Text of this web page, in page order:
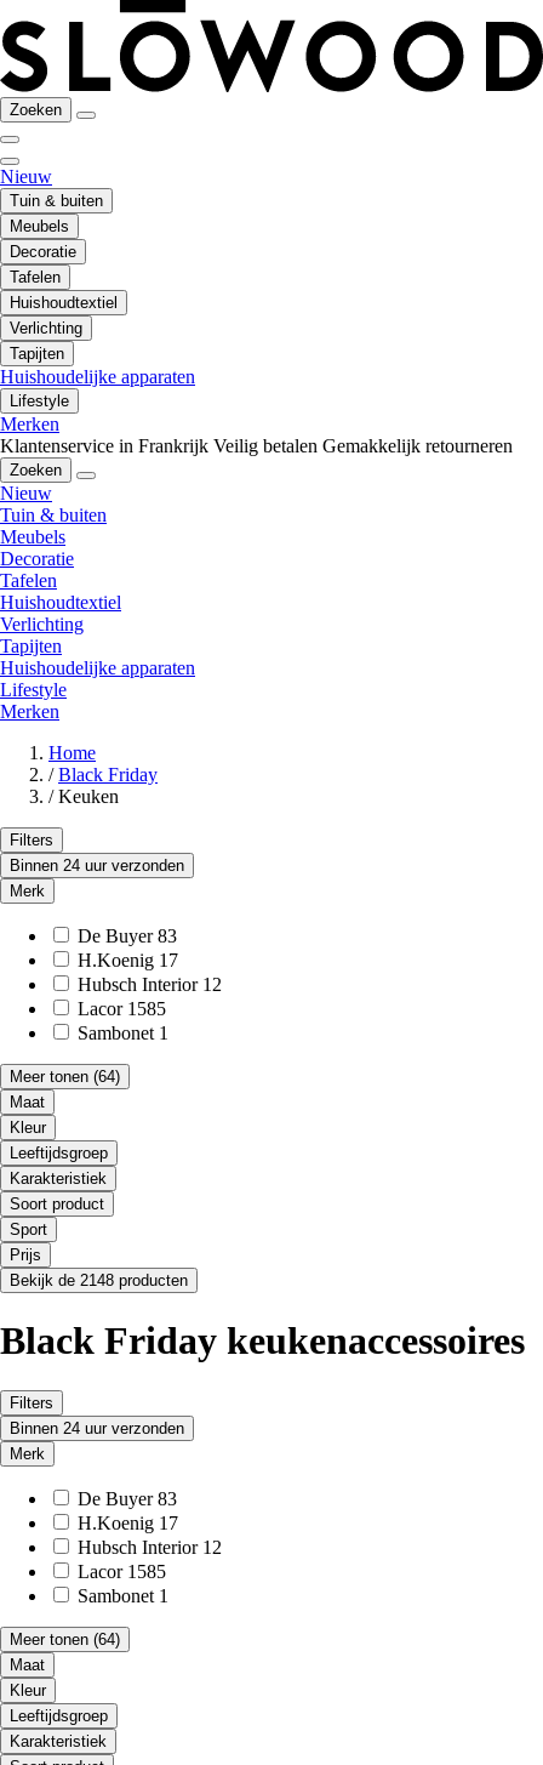
Zoeken
Nieuw
Tuin & buiten
Meubels
Decoratie
Tafelen
Huishoudtextiel
Verlichting
Tapijten
Huishoudelijke apparaten
Lifestyle
Merken
Klantenservice in Frankrijk Veilig betalen Gemakkelijk retourneren
Zoeken
Nieuw
Tuin & buiten
Meubels
Decoratie
Tafelen
Huishoudtextiel
Verlichting
Tapijten
Huishoudelijke apparaten
Lifestyle
Merken
Home
/ Black Friday
/ Keuken
Filters
Binnen 24 uur verzonden
Merk
De Buyer 83
H.Koenig 17
Hubsch Interior 12
Lacor 1585
Sambonet 1
Meer tonen (64)
Maat
Kleur
Leeftijdsgroep
Karakteristiek
Soort product
Sport
Prijs
Bekijk de 2148 producten
Black Friday keukenaccessoires
Filters
Binnen 24 uur verzonden
Merk
De Buyer 83
H.Koenig 17
Hubsch Interior 12
Lacor 1585
Sambonet 1
Meer tonen (64)
Maat
Kleur
Leeftijdsgroep
Karakteristiek